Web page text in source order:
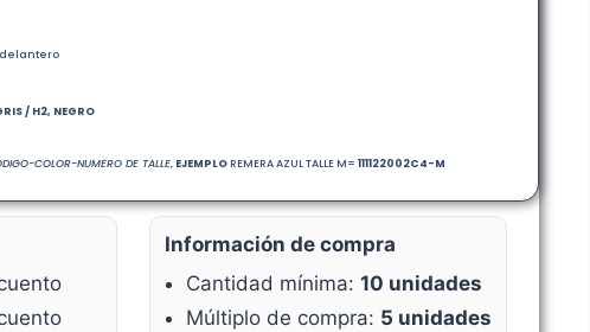
/ H2, NEGRO
COLOR-NUMERO DE TALLE, EJEMPLOREMERA AZUL TALLE M= 111122002C4-M
Información de compra
Cantidad mínima: 10 unidades
Múltiplo de compra: 5 unidades